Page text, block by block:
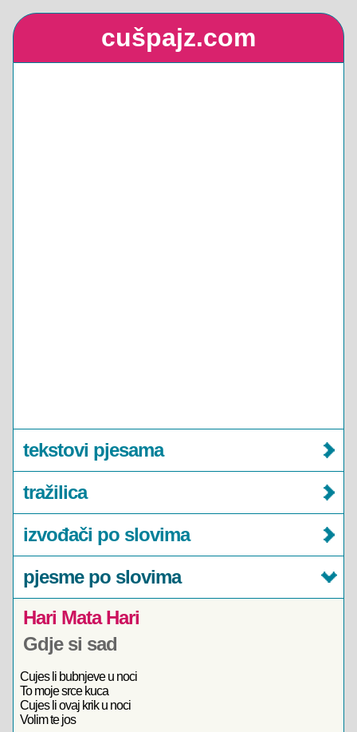
cušpajz.com
tekstovi pjesama
tražilica
izvođači po slovima
pjesme po slovima
Hari Mata Hari
Gdje si sad
Cujes li bubnjeve u noci
To moje srce kuca
Cujes li ovaj krik u noci
Volim te jos